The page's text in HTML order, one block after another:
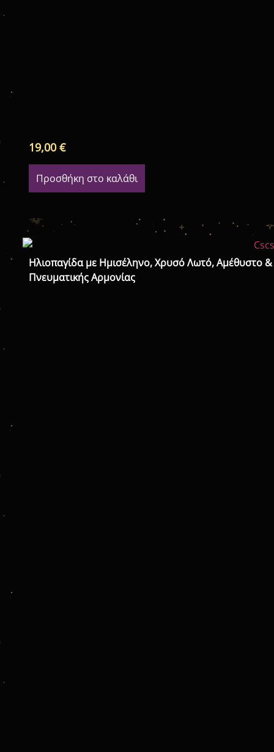
19,00€
Προσθήκη στο καλάθι
Ηλιοπαγίδα με Ημισέληνο, Χρυσό Λωτό, Αμέθυστο
Πνευματικής Αρμονίας